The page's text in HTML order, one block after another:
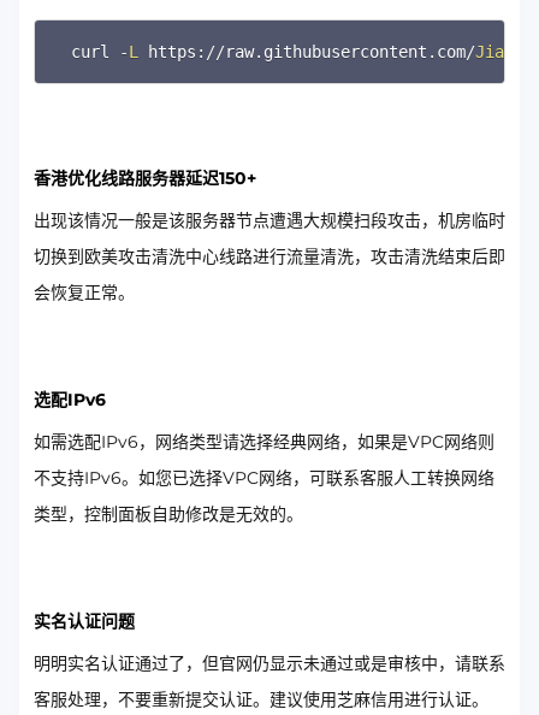
curl -L https : //raw. githubusercontent . com/JiaP
香港优化线路服务器延迟150+
出现该情况一般是该服务器节点遭遇大规模扫段攻击，机房临时
切换到欧美攻击清洗中心线路进行流量清洗，攻击清洗结束后即
会恢复正常。
选配IPv6
如需选配IPv6，网络类型请选择经典网络，如果是VPC网络则
不支持IPv6。如您已选择VPC网络，可联系客服人工转换网络
类型，控制面板自助修改是无效的。
实名认证问题
明明实名认证通过了，但官网仍显示未通过或是审核中，请联系
客服处理，不要重新提交认证。建议使用芝麻信用进行认证。